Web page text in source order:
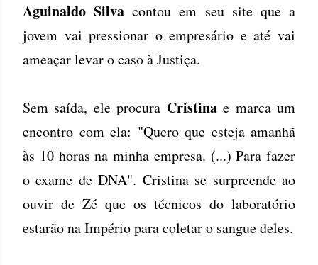
Aguinaldo Silva contou em seu site que a
jovem vai pressionar o empresário e até vai
ameaçar levar o caso à Justiça.
Sem saída, ele procura Cristinae marca um
encontro com ela: "Quero que esteja amanhã
às 10 horas na minha empresa. (...) Para fazer
o exame de DNA". Cristina se surpreende ao
ouvir de Zé que os técnicos do laboratório
estarão na Império para coletar o sangue deles.